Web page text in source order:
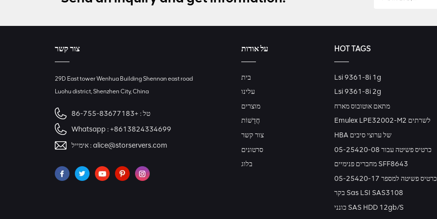
צור קשר
29D East tower Wenhua Building Shennan east road
Luohu district, Shenzhen City, China
טל : +86-755-83677183
Whatsapp :+8613824334699
אימייל :alice@storservers.com
על אודות
בית
עלינו
מוצרים
חֲדָשׁוֹת
צור קשר
סרטונים
בלוג
HOT TAGS
Lsi 9361-8i 1g
Lsi 9361-8i 2g
מתאם אוטובוס מארח
Emulex LPE32002-M2 לשרתים
HBA של ערוצי סיבים
כרטיס פשיטה עבור 05-25420-08
מחברים פנימיים SFF8643
כרטיס פשיטה למספר 05-25420-17
בקר Sas LSI SAS3108
כונני SAS HDD 12gb/s